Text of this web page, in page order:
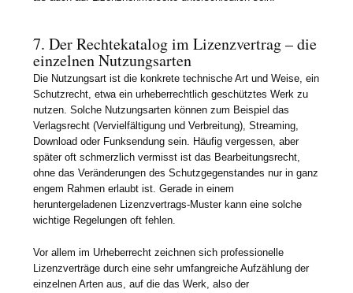
7. Der Rechtekatalog im Lizenzvertrag – die
einzelnen Nutzungsarten
Die Nutzungsart ist die konkrete technische Art und Weise, ein
Schutzrecht, etwa ein urheberrechtlich geschütztes Werk zu
nutzen. Solche Nutzungsarten können zum Beispiel das
Verlagsrecht (Vervielfältigung und Verbreitung), Streaming,
Download oder Funksendung sein. Häufig vergessen, aber
später oft schmerzlich vermisst ist das Bearbeitungsrecht,
ohne das Veränderungen des Schutzgegenstandes nur in ganz
engem Rahmen erlaubt ist. Gerade in einem
heruntergeladenen Lizenzvertrags-Muster kann eine solche
wichtige Regelungen oft fehlen.
Vor allem im Urheberrecht zeichnen sich professionelle
Lizenzverträge durch eine sehr umfangreiche Aufzählung der
einzelnen Arten aus, auf die das Werk, also der